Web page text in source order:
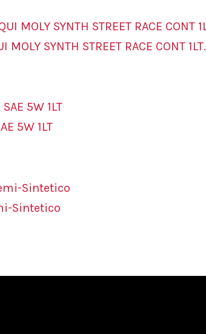
SYNTH STREET RACE CONT 1LT.
5W 1LT
Sintetico